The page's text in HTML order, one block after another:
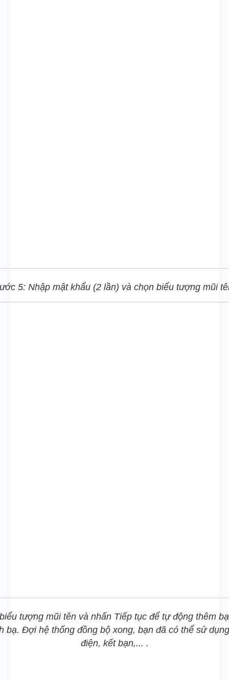
5: Nhập mật khẩu (2 lần) và chọn biểu tượng mũi
tượng mũi tên và nhấn Tiếp tục để tự động thêm
bạ. Đợi hệ thống đồng bộ xong, bạn đã có thể sử
điện, kết bạn,... .